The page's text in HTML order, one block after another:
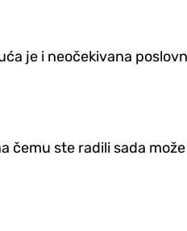
je i neočekivana
čemu ste radili sada